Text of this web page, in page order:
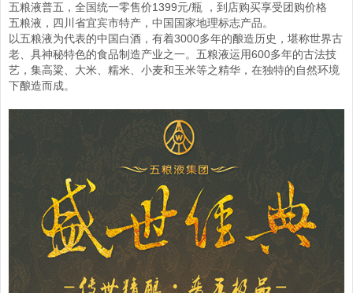
五粮液普五，全国统一零售价1399元/瓶 ，到店购买享受团购价格
五粮液，四川省宜宾市特产，中国国家地理标志产品。
以五粮液为代表的中国白酒，有着3000多年的酿造历史，堪称世界古
老、具神秘特色的食品制造产业之一。五粮液运用600多年的古法技
艺，集高粱、大米、糯米、小麦和玉米等之精华，在独特的自然环境
下酿造而成。